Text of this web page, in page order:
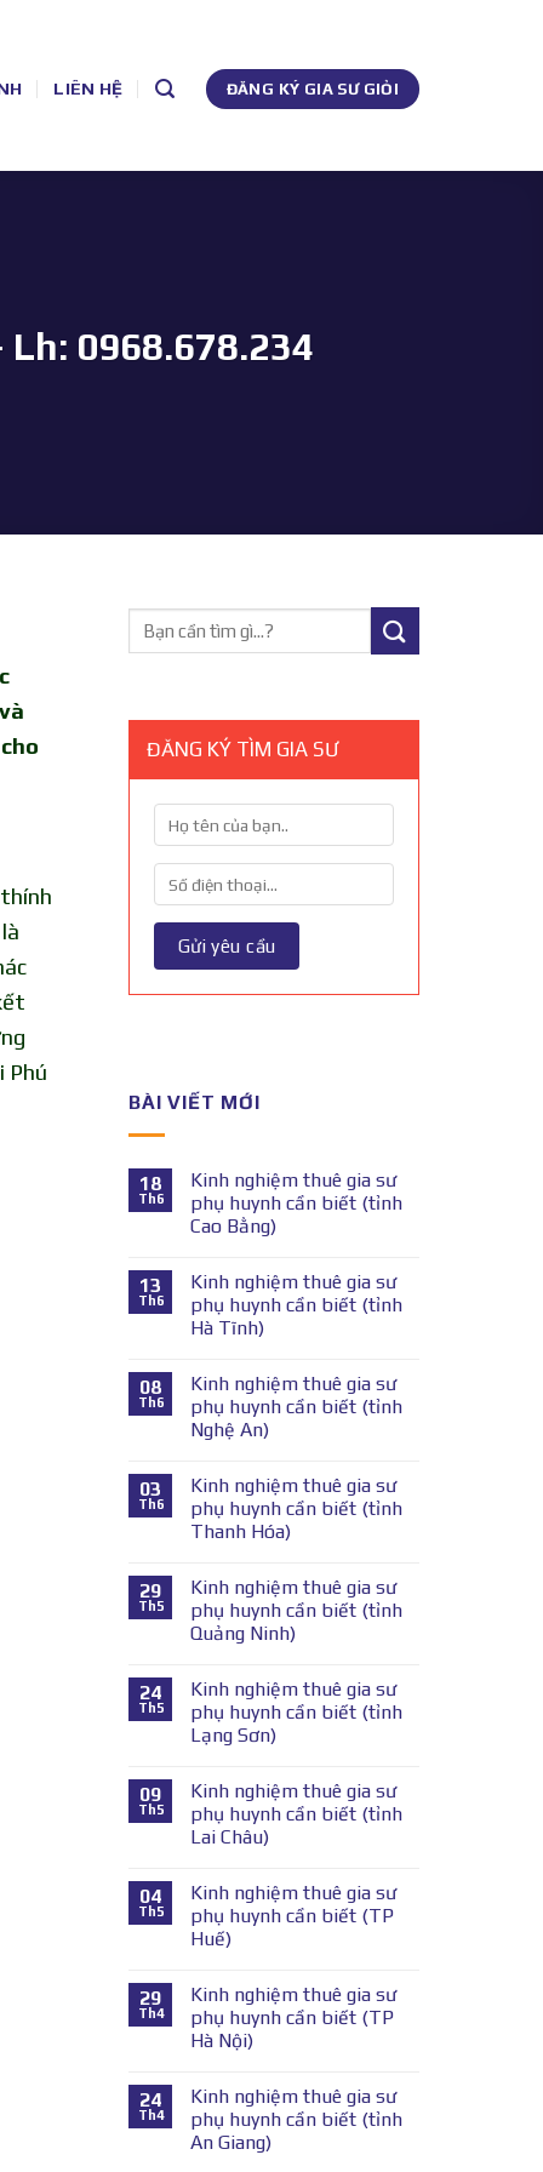
LIÊN HỆ ĐĂNG KÝ GIA SƯ GIỎI
0968.678.234
Phú
ĐĂNG KÝ TÌM GIA SƯ
BÀI VIẾT MỚI
18
Th6
Kinh nghiệm thuê gia sư
phụ huynh cần biết (tỉnh
Cao Bằng)
13
Th6
Kinh nghiệm thuê gia sư
phụ huynh cần biết (tỉnh
Hà Tĩnh)
08
Th6
Kinh nghiệm thuê gia sư
phụ huynh cần biết (tỉnh
Nghệ An)
03
Th6
Kinh nghiệm thuê gia sư
phụ huynh cần biết (tỉnh
Thanh Hóa)
29
Th5
Kinh nghiệm thuê gia sư
phụ huynh cần biết (tỉnh
Quảng Ninh)
24
Th5
Kinh nghiệm thuê gia sư
phụ huynh cần biết (tỉnh
Lạng Sơn)
09
Th5
Kinh nghiệm thuê gia sư
phụ huynh cần biết (tỉnh
Lai Châu)
04
Th5
Kinh nghiệm thuê gia sư
phụ huynh cần biết (TP
Huế)
29
Th4
Kinh nghiệm thuê gia sư
phụ huynh cần biết (TP
Hà Nội)
24
Th4
Kinh nghiệm thuê gia sư
phụ huynh cần biết (tỉnh
An Giang)